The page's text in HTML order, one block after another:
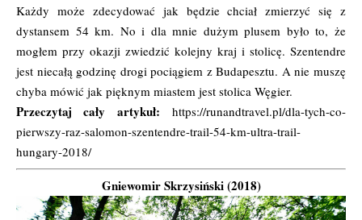
Każdy może zdecydować jak będzie chciał zmierzyć się z
dystansem 54 km. No i dla mnie dużym plusem było to, że
mogłem przy okazji zwiedzić kolejny kraj i stolicę. Szentendre
jest niecałą godzinę drogi pociągiem z Budapesztu. A nie muszę
chyba mówić jak pięknym miastem jest stolica Węgier.
Przeczytaj cały artykuł: https://runandtravel.pl/dla-tych-co-
pierwszy-raz-salomon-szentendre-trail-54-km-ultra-trail-
hungary-2018/
Gniewomir Skrzysiński (2018)